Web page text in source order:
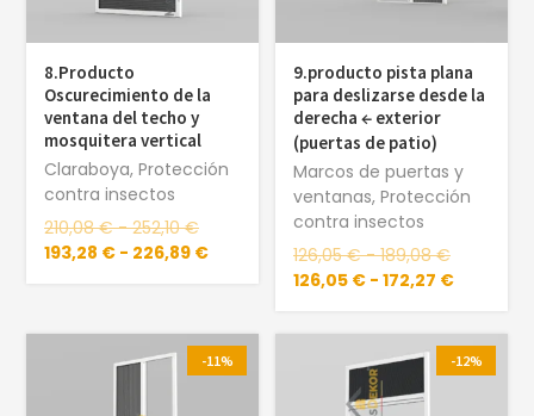
8.Producto
Oscurecimiento de la
ventana del techo y
mosquitera vertical
Claraboya, Protección
contra insectos
210,08€ - 252,10€
193,28 € - 226,89 €
9.producto pista plana
para deslizarse desde la
derecha ← exterior
(puertas de patio)
Marcos de puertas y
ventanas, Protección
contra insectos
126,05€ - 189,08€
126,05 € - 172,27 €
-11% -12%